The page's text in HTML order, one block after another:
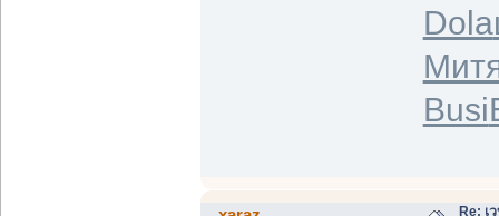
Dola
Busi
Re: เ